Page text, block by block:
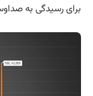
برای رسیدگی به